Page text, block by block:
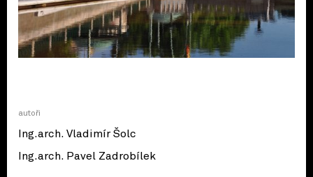
autoři
Ing.arch. Vladimír Šolc
Ing.arch. Pavel Zadrobílek